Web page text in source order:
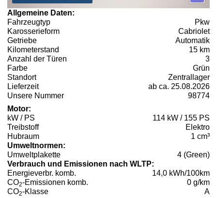
Allgemeine Daten:
Fahrzeugtyp
Pkw
Karosserieform
Cabriolet
Getriebe
Automatik
Kilometerstand
15 km
Anzahl der Türen
3
Farbe
Grün
Standort
Zentrallager
Lieferzeit
ab ca. 25.08.2026
Unsere Nummer
98774
Motor:
kW / PS
114 kW / 155 PS
Treibstoff
Elektro
Hubraum
1 cm³
Umweltnormen:
Umweltplakette
4 (Green)
Verbrauch und Emissionen nach WLTP:
Energieverbr. komb.
14,0 kWh/100km
CO2-Emissionen komb.
0 g/km
CO2-Klasse A